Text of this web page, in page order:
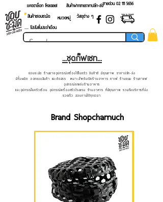
แคตตาล็อก โหลดเลย! สายด่วน 02 ​111 5656
สินค้าฝากขายราคาปลีก-ส่ง
สินค้าชอบชะมัด
หมวดหมู่
วัสดุต่าง ๆ
.... โปรโมชั่นประจำเดือน
...ชุดกิ๊ฟเซท...
ชอบชะมัด ร้านขายอุปกรณ์เครื่องใช้ในครัว สินค้าดี มีคุณภาพ ราคาปลีก-ส่ง
มีทั้งผลิต ออกแบบสินค้า และคัดสรร เหมาะสำหรับเปิดร้านอาหาร คาเฟ่ ร้านขนม ร้านกาแฟ
อุปกรณ์ตกแต่งร้านอาหาร
และอุปกรณ์ในครัวเรือน อุปกรณ์เครื่องครัวโรงแรม ร้านอาหาร ที่มีคุณภาพ รวมถึงบริการที่ส่ง
รวดเร็ว สอบถามได้ทุกเวลา
Brand Shopchamuch